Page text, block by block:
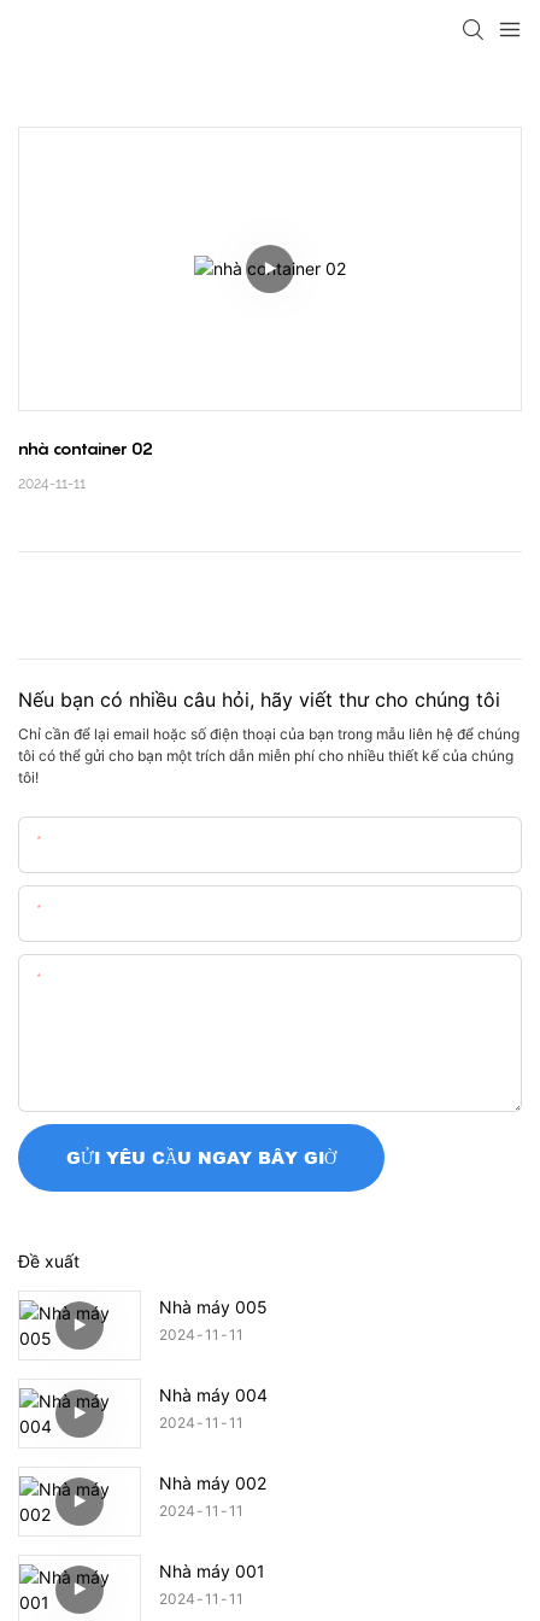
nhà container 02
2024-11-11
Nếu bạn có nhiều câu hỏi, hãy viết thư cho chúng tôi
Chỉ cần để lại email hoặc số điện thoại của bạn trong mẫu liên hệ để chúng
tôi có thể gửi cho bạn một trích dẫn miễn phí cho nhiều thiết kế của chúng
tôi!
GỬI YÊU CẦU NGAY BÂY GIỜ
Đề xuất
Nhà máy 005
2024 11 11
Nhà máy 004
2024 11 11
Nhà máy 002
2024 11 11
Nhà máy 001
2024 11 11